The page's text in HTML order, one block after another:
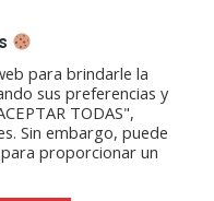
Abrir
enlace
en
una
Abrir
enlace
en
una
Abrir
enlace
en
una
Abrir
enlace
en
una
Tren de
para brindarle la
sus preferencias y
TODAS",
Sin embargo, puede
proporcionar un